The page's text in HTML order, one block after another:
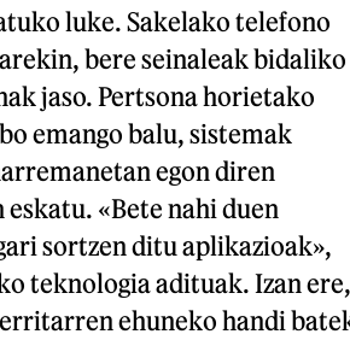
luke. Sakelako telefono
bere seinaleak bidaliko
jaso. Pertsona horietako
emango balu, sistemak
egon diren
«Bete nahi duen
sortzen ditu aplikazioak»,
teknologia adituak. Izan ere,
ehuneko handi